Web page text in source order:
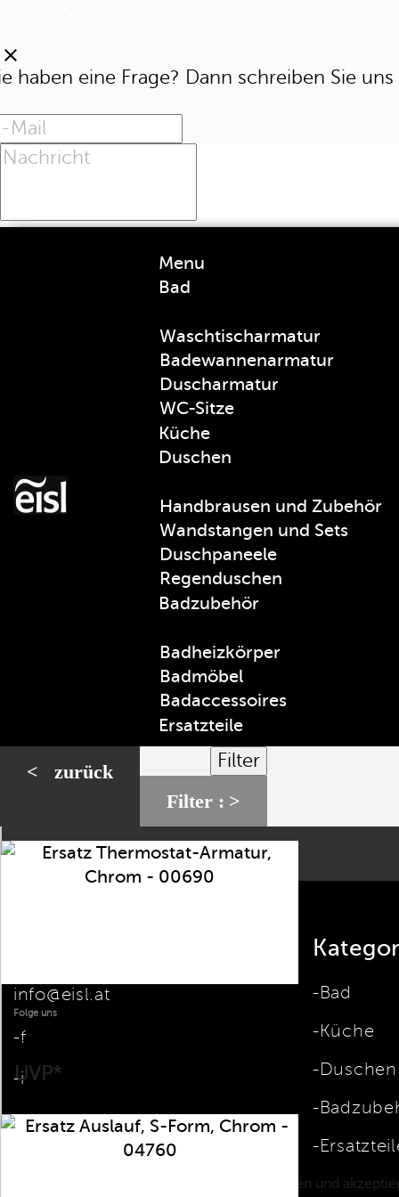
clear
haben eine Frage? Dann schreiben Sie
Menu
Bad
Waschtischarmatur
Badewannenarmatur
Duscharmatur
WC-Sitze
Küche
Duschen
Handbrausen und Zubehör
Wandstangen und Sets
Duschpaneele
Regenduschen
Badzubehör
Badheizkörper
Badmöbel
Badaccessoires
Ersatzteile
< zurück Filter
Filter :
ERSATZ
THERMOSTAT-
ARMATUR,
CHROM -
Preis
UVP*
61 - 71 von 71 Artikel(n)
info@eisl.at
Folge uns
f
i
p
Bad
Küche
Duschen
Ich habe die Datenschutzbestimmungen gelesen und